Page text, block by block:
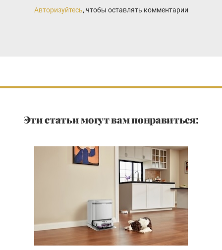
Авторизуйтесь, чтобы оставлять комментарии
Эти статьи могут вам понравиться: